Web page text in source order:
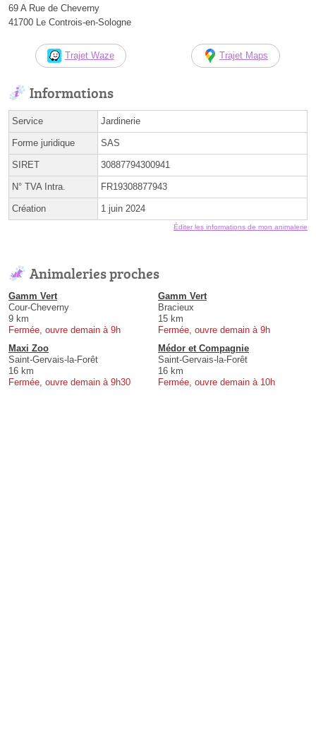
69 A Rue de Cheverny
41700 Le Controis-en-Sologne
Trajet Waze Trajet Maps
Informations
Service Jardinerie
Forme juridique SAS
SIRET 30887794300941
N° TVA Intra. FR19308877943
Création 1 juin 2024
Éditer les informations de mon animalerie
Animaleries proches
Gamm Vert
Cour-Cheverny
9 km
Fermée, ouvre demain à 9h
Gamm Vert
Bracieux
15 km
Fermée, ouvre demain à 9h
Maxi Zoo
Saint-Gervais-la-Forêt
16 km
Fermée, ouvre demain à 9h30
Médor et Compagnie
Saint-Gervais-la-Forêt
16 km
Fermée, ouvre demain à 10h